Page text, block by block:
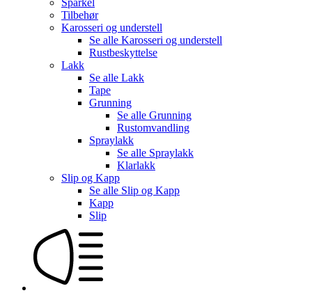
Tilbehør
Karosseri og understell
Se alle Karosseri og understell
Rustbeskyttelse
Lakk
Se alle Lakk
Tape
Grunning
Se alle Grunning
Rustomvandling
Spraylakk
Se alle Spraylakk
Klarlakk
Slip og Kapp
Se alle Slip og Kapp
Kapp
Slip